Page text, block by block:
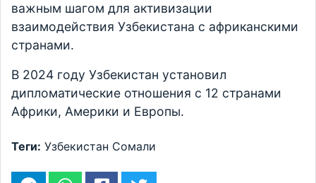
важным шагом для активизации
взаимодействия Узбекистана с африканскими
странами.
В 2024 году Узбекистан установил
дипломатические отношения с 12 странами
Африки, Америки и Европы.
Теги: Узбекистан Сомали